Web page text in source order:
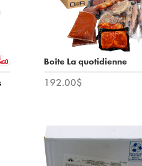
Boîte La quotidienne
192.00$